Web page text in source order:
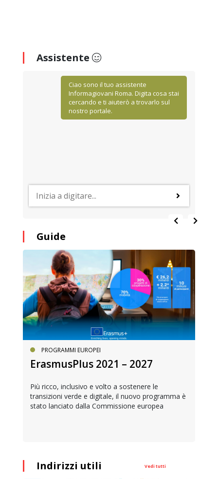
Assistente
Ciao sono il tuo assistente
Informagiovani Roma. Digita cosa stai
cercando e ti aiuterò a trovarlo sul
nostro portale.
Guide
PROGRAMMI EUROPEI
ErasmusPlus 2021 – 2027
Più ricco, inclusivo e volto a sostenere le
transizioni verde e digitale, il nuovo programma è
stato lanciato dalla Commissione europea
Indirizzi utili Vedi tutti